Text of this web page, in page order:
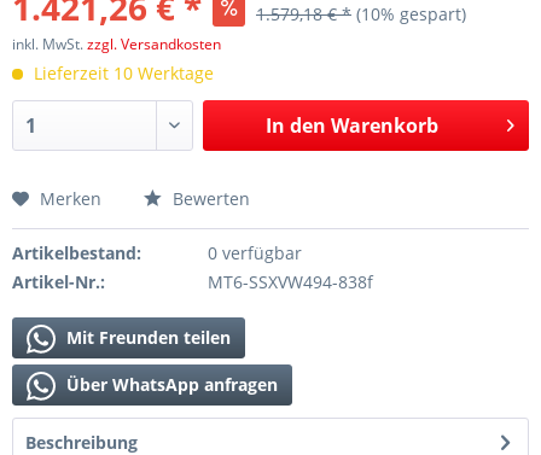
1.579,18 € * (10% gespart)
inkl. MwSt.zzgl. Versandkosten
Lieferzeit 10 Werktage
In den Warenkorb
Merken Bewerten
Artikelbestand:
0 verfügbar
Artikel-Nr.:
MT6-SSXVW494-838f
Mit Freunden teilen
Über WhatsApp anfragen
Beschreibung